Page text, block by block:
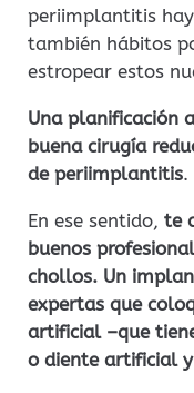
periimplantitis
también hábitos
estropear estos
Una planificación
buena cirugía
de periimplantitis.
En ese sentido, te
buenos
chollos. Un
expertas que
artificial –que
o diente artificial